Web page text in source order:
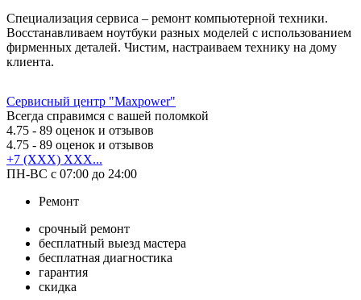
Специализация сервиса – ремонт компьютерной техники.
Восстанавливаем ноутбуки разных моделей с использованием
фирменных деталей. Чистим, настраиваем технику на дому
клиента.
Сервисный центр "Maxpower"
Всегда справимся с вашей поломкой
4.75 - 89 оценок и отзывов
4.75 - 89 оценок и отзывов
+7 (XXX) XXX...
ПН-ВС с 07:00 до 24:00
Ремонт
срочный ремонт
бесплатный выезд мастера
бесплатная диагностика
гарантия
скидка